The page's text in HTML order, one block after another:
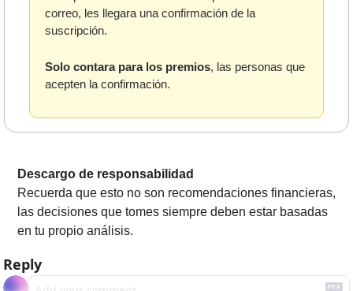
correo, les llegara una confirmación de la
suscripción.
Solo contara para los premios, las personas que
acepten la confirmación.
Descargo de responsabilidad
Recuerda que esto no son recomendaciones financieras,
las decisiones que tomes siempre deben estar basadas
en tu propio análisis.
Reply